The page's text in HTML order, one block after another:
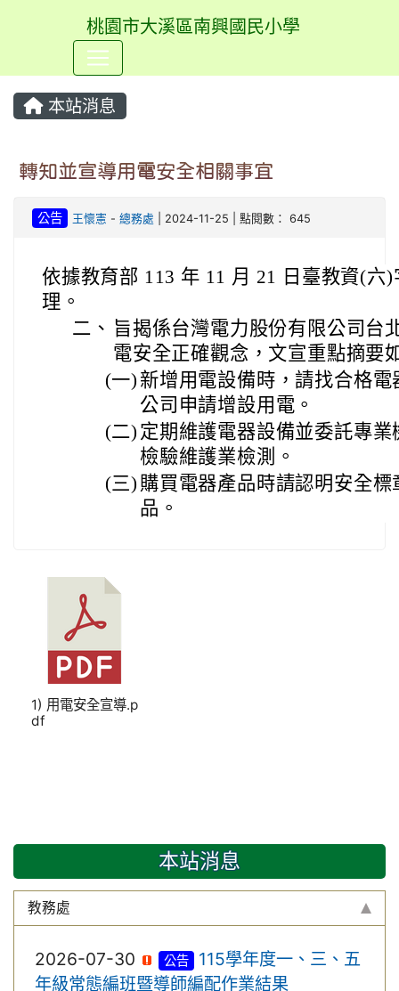
桃園市大溪區南興國民小學
本站消息
轉知並宣導用電安全相關事宜
公告 王懷憲 - 總務處 | 2024-11-25 | 點閱數： 645
依據教育部 113 年 11 月 21 日臺教資(六
理。
二、 旨揭係台灣電力股份有限公司台
電安全正確觀念，文宣重點摘要
(一) 新增用電設備時，請找合格
公司申請增設用電。
(二) 定期維護電器設備並委託專
檢驗維護業檢測。
(三) 購買電器產品時請認明安全
品。
1) 用電安全宣導.p
df
本站消息
教務處
2026-07-30 公告
115學年度一、三、五
年級常態編班暨導師編配作業結果